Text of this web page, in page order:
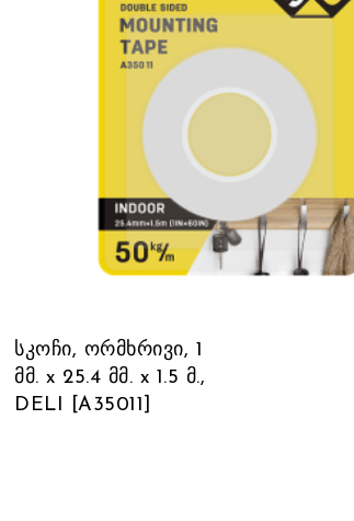
სკოჩი, ორმხრივი, 1
მმ. x 25.4 მმ. x 1.5 მ.,
DELI [A35011]